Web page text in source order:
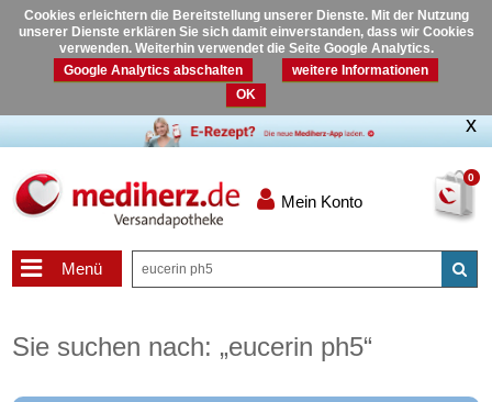
Cookies erleichtern die Bereitstellung unserer Dienste. Mit der Nutzung
unserer Dienste erklären Sie sich damit einverstanden, dass wir Cookies
verwenden. Weiterhin verwendet die Seite Google Analytics.
Google Analytics abschalten
weitere Informationen
OK
0
Mein Konto
Menü
Sie suchen nach: „eucerin ph5“